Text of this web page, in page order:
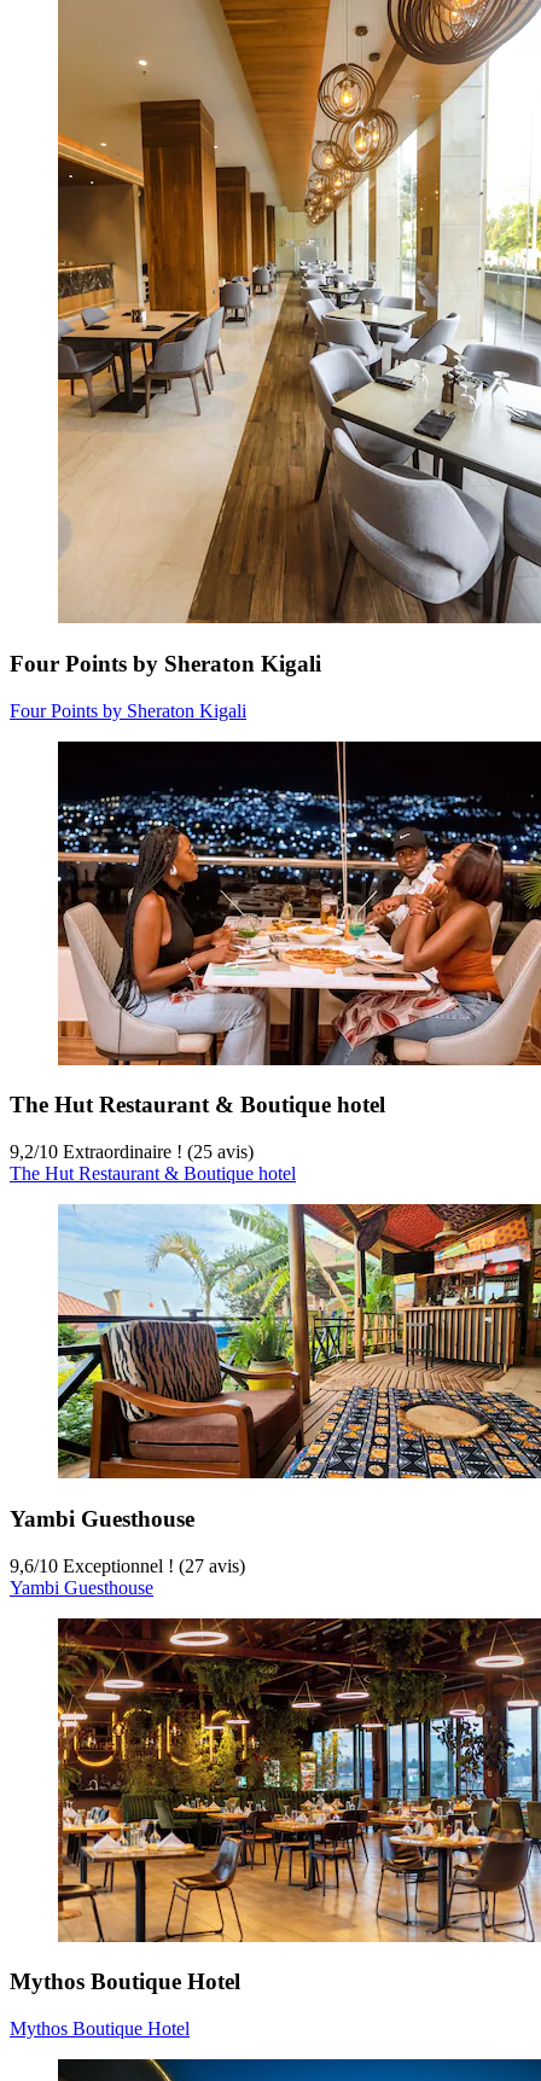
Four Points by Sheraton Kigali
Four Points by Sheraton Kigali
The Hut Restaurant & Boutique hotel
9,2/10 Extraordinaire ! (25 avis)
The Hut Restaurant & Boutique hotel
Yambi Guesthouse
9,6/10 Exceptionnel ! (27 avis)
Yambi Guesthouse
Mythos Boutique Hotel
Mythos Boutique Hotel